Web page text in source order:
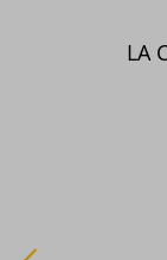
LA